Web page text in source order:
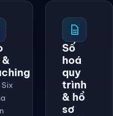
Six
Số
hoá
quy
trình
& hồ
sơ